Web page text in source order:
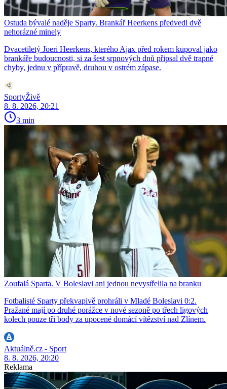
Ostuda bývalé naděje Sparty. Brankář Heerkens předvedl dvě
nehorázné minely
Dvacetiletý Joeri Heerkens, kterého Ajax před rokem kupoval jako
brankáře budoucnosti, si za šest srpnových dnů připsal dvě trapné
chyby, jednu v přípravě, druhou v ostrém zápase.
SportyŽivě
8. 8. 2026, 20:21
3 min
Zoufalá Sparta. V Boleslavi ani jednou nevystřelila na branku
Fotbalisté Sparty překvapivě prohráli v Mladé Boleslavi 0:2.
Pražané mají po druhé porážce v nové sezoně po třech ligových
kolech pouze tři body za upocené domácí vítězství nad Zlínem.
Aktuálně.cz - Sport
8. 8. 2026, 20:20
Reklama